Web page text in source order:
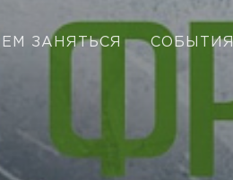
ЗАНЯТЬСЯ